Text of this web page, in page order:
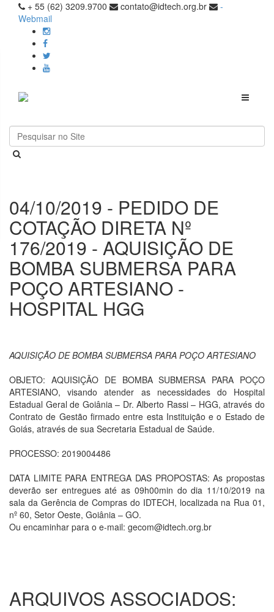
+ 55 (62) 3209.9700 contato@idtech.org.br
-
Webmail
Toggle
04/10/2019 - PEDIDO DE
COTAÇÃO DIRETA Nº
176/2019 - AQUISIÇÃO DE
BOMBA SUBMERSA PARA
POÇO ARTESIANO -
HOSPITAL HGG
AQUISIÇÃO DE BOMBA SUBMERSA PARA POÇO ARTESIANO
OBJETO: AQUISIÇÃO DE BOMBA SUBMERSA PARA POÇO
ARTESIANO, visando atender as necessidades do Hospital
Estadual Geral de Goiânia – Dr. Alberto Rassi – HGG, através do
Contrato de Gestão firmado entre esta Instituição e o Estado de
Goiás, através de sua Secretaria Estadual de Saúde.
PROCESSO: 2019004486
DATA LIMITE PARA ENTREGA DAS PROPOSTAS: As propostas
deverão ser entregues até as 09h00min do dia 11/10/2019 na
sala da Gerência de Compras do IDTECH, localizada na Rua 01,
nº 60, Setor Oeste, Goiânia – GO.
Ou encaminhar para o e-mail: gecom@idtech.org.br
ARQUIVOS ASSOCIADOS: